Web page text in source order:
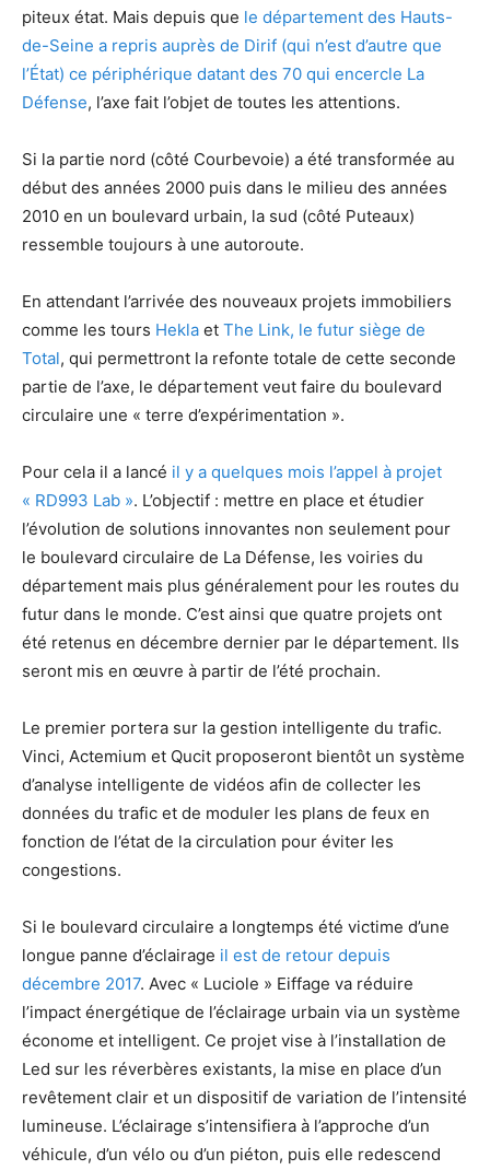
piteux état. Mais depuis que le département des Hauts-
de-Seine a repris auprès de Dirif (qui n’est d’autre que
l’État) ce périphérique datant des 70 qui encercle La
Défense, l’axe fait l’objet de toutes les attentions.
Si la partie nord (côté Courbevoie) a été transformée au
début des années 2000 puis dans le milieu des années
2010 en un boulevard urbain, la sud (côté Puteaux)
ressemble toujours à une autoroute.
En attendant l’arrivée des nouveaux projets immobiliers
comme les tours Hekla et The Link, le futur siège de
Total, qui permettront la refonte totale de cette seconde
partie de l’axe, le département veut faire du boulevard
circulaire une « terre d’expérimentation ».
Pour cela il a lancé il y a quelques mois l’appel à projet
« RD993 Lab ». L’objectif : mettre en place et étudier
l’évolution de solutions innovantes non seulement pour
le boulevard circulaire de La Défense, les voiries du
département mais plus généralement pour les routes du
futur dans le monde. C’est ainsi que quatre projets ont
été retenus en décembre dernier par le département. Ils
seront mis en œuvre à partir de l’été prochain.
Le premier portera sur la gestion intelligente du trafic.
Vinci, Actemium et Qucit proposeront bientôt un système
d’analyse intelligente de vidéos afin de collecter les
données du trafic et de moduler les plans de feux en
fonction de l’état de la circulation pour éviter les
congestions.
Si le boulevard circulaire a longtemps été victime d’une
longue panne d’éclairage il est de retour depuis
décembre 2017. Avec « Luciole » Eiffage va réduire
l’impact énergétique de l’éclairage urbain via un système
économe et intelligent. Ce projet vise à l’installation de
Led sur les réverbères existants, la mise en place d’un
revêtement clair et un dispositif de variation de l’intensité
lumineuse. L’éclairage s’intensifiera à l’approche d’un
véhicule, d’un vélo ou d’un piéton, puis elle redescend